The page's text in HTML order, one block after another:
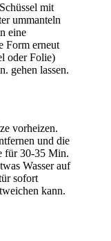
mit
ummanteln
eine
Form erneut
oder Folie)
gehen lassen.
vorheizen.
und die
für 30-35 Min.
Wasser auf
sofort
kann.